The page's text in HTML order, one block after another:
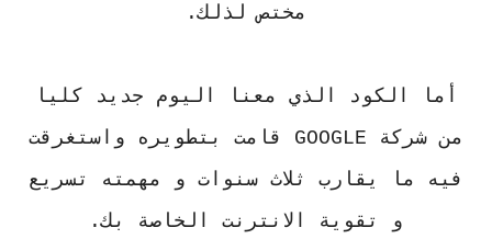
مختص لذلك.
أما الكود الذي معنا اليوم جديد كليا
من شركة GOOGLE قامت بتطويره واستغرقت
فيه ما يقارب ثلاث سنوات و مهمته تسريع
و تقوية الانترنت الخاصة بك.